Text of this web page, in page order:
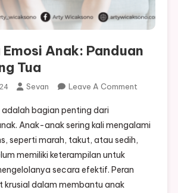
Anak: Panduan
Tua
Sevan Leave A CommentOn
Anak:
Panduan
adalah bagian penting dari
Anak-anak sering kali mengalami
seperti marah, takut, atau sedih,
memiliki keterampilan untuk
secara efektif. Peran
krusial dalam membantu anak